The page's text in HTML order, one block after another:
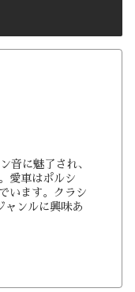
音に魅了され、
愛車はポルシ
います。クラシ
ャンルに興味あ